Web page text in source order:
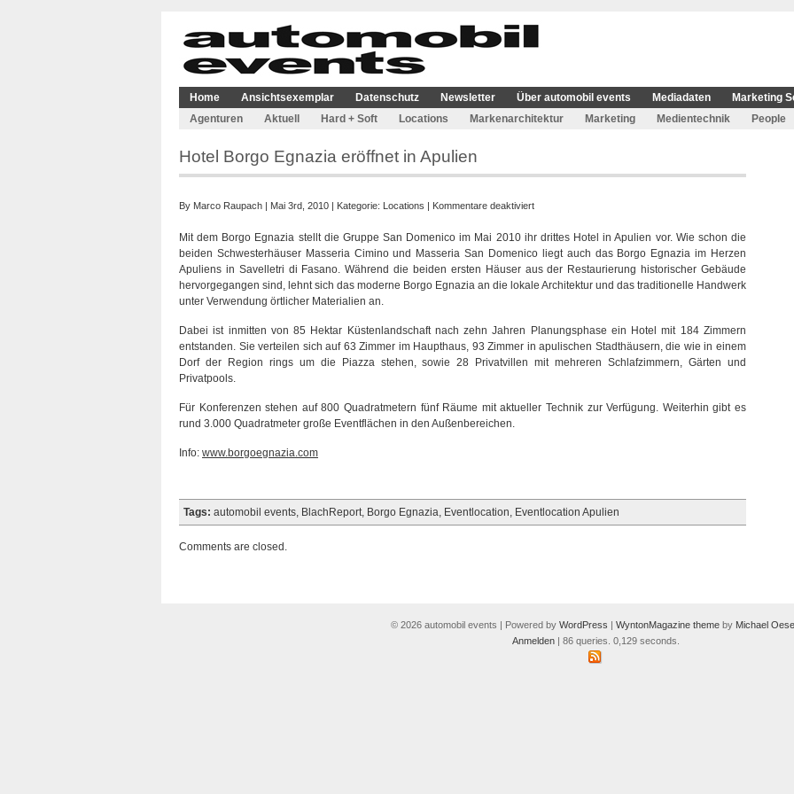
Home Ansichtsexemplar Datenschutz Newsletter Über automobil events Mediadaten
Marketing
Agenturen
Aktuell Hard + Soft Locations Markenarchitektur Marketing Medientechnik People
Hotel Borgo Egnazia eröffnet in Apulien
By Marco Raupach | Mai 3rd, 2010 | Kategorie: Locations | Kommentare deaktiviertfür
Borgo
Egnazia
eröffnet
in
Mit dem Borgo Egnazia stellt die Gruppe San Domenico im Mai 2010 ihr drittes Hotel in Apulien vor. Wie schon die
beiden Schwesterhäuser Masseria Cimino und Masseria San Domenico liegt auch das Borgo Egnazia im Herzen
Apuliens in Savelletri di Fasano. Während die beiden ersten Häuser aus der Restaurierung historischer Gebäude
hervorgegangen sind, lehnt sich das moderne Borgo Egnazia an die lokale Architektur und das traditionelle Handwerk
unter Verwendung örtlicher Materialien an.
Dabei ist inmitten von 85 Hektar Küstenlandschaft nach zehn Jahren Planungsphase ein Hotel mit 184 Zimmern
entstanden. Sie verteilen sich auf 63 Zimmer im Haupthaus, 93 Zimmer in apulischen Stadthäusern, die wie in einem
Dorf der Region rings um die Piazza stehen, sowie 28 Privatvillen mit mehreren Schlafzimmern, Gärten und
Privatpools.
Für Konferenzen stehen auf 800 Quadratmetern fünf Räume mit aktueller Technik zur Verfügung. Weiterhin gibt es
rund 3.000 Quadratmeter große Eventflächen in den Außenbereichen.
Info: www.borgoegnazia.com
Tags: automobil events, BlachReport, Borgo Egnazia, Eventlocation, Eventlocation Apulien
Comments are closed.
© 2026 automobil events | Powered by WordPress | WyntonMagazine theme by Michael
Anmelden| 86 queries. 0,129 seconds.